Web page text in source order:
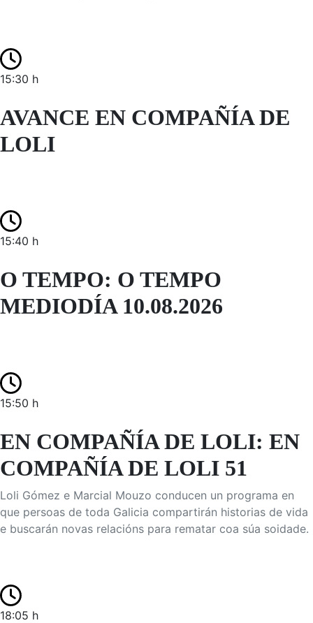
15:30 h
AVANCE EN COMPAÑÍA DE
LOLI
15:40 h
O TEMPO: O TEMPO
MEDIODÍA 10.08.2026
15:50 h
EN COMPAÑÍA DE LOLI: EN
COMPAÑÍA DE LOLI 51
Loli Gómez e Marcial Mouzo conducen un programa en
que persoas de toda Galicia compartirán historias de vida
e buscarán novas relacións para rematar coa súa soidade.
18:05 h